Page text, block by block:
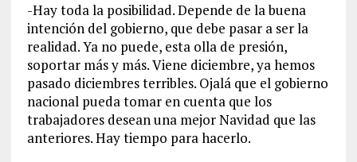
-Hay toda la posibilidad. Depende de la buena
intención del gobierno, que debe pasar a ser la
realidad. Ya no puede, esta olla de presión,
soportar más y más. Viene diciembre, ya hemos
pasado diciembres terribles. Ojalá que el gobierno
nacional pueda tomar en cuenta que los
trabajadores desean una mejor Navidad que las
anteriores. Hay tiempo para hacerlo.